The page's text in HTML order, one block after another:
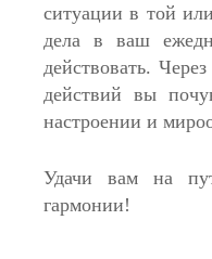
ситуации в той
дела в ваш
действовать.
действий вы
настроении и
Удачи вам на
гармонии!